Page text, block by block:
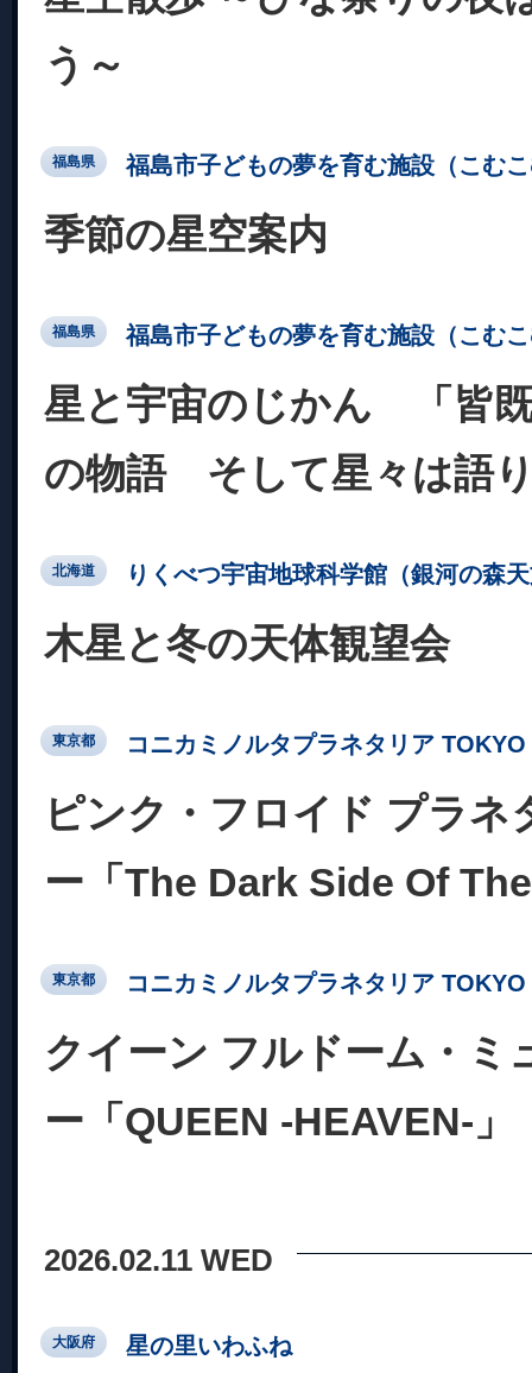
う～
福島県 福島市子どもの夢を育む施設（こむ
季節の星空案内
福島県 福島市子どもの夢を育む施設（こむ
星と宇宙のじかん 「皆
の物語 そして星々は語
北海道 りくべつ宇宙地球科学館（銀河の森
木星と冬の天体観望会
東京都 コニカミノルタプラネタリア TOKYO
ピンク・フロイド プラネ
ー「The Dark Side Of
東京都 コニカミノルタプラネタリア TOKYO
クイーン フルドーム・ミ
ー「QUEEN -HEAVEN-」
2026.02.11 WED
大阪府 星の里いわふね